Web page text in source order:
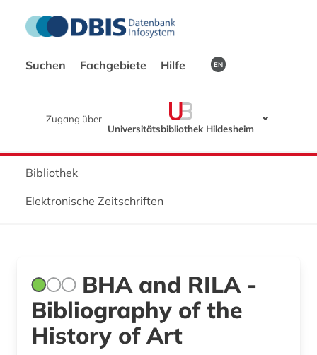
Suchen Fachgebiete Hilfe EN
Zugang über
Universitätsbibliothek Hildesheim
Bibliothek
Elektronische Zeitschriften
BHA and RILA -
Bibliography of the
History of Art